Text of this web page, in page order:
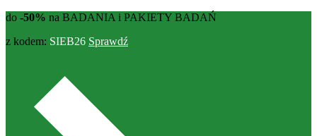
do -50% na BADANIA i PAKIETY BADAŃ
z kodem: SIEB26 Sprawdź